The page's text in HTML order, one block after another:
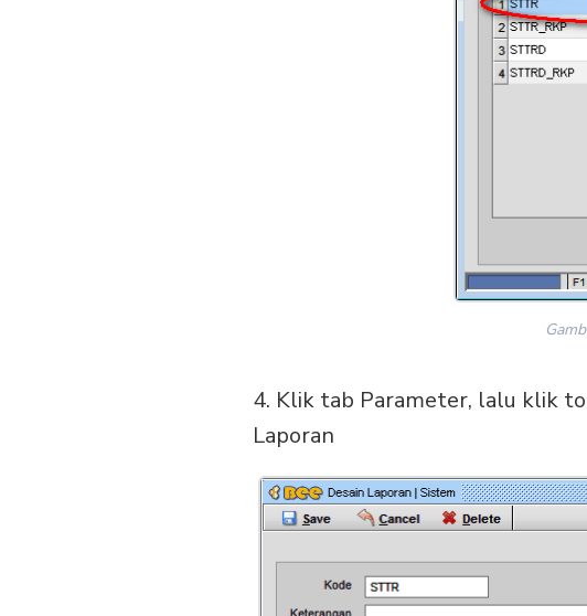
4. Klik tab Parameter, lalu klik
Laporan